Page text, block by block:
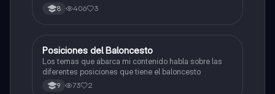
8 406 3
Educación Física
Posiciones del Baloncesto
Los temas que abarca mi contenido habla sobre las
diferentes posiciones que tiene el baloncesto
9 73 2